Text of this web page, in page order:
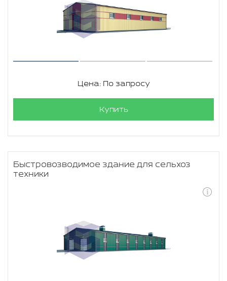
Цена: По запросу
Купить
Быстровозводимое здание для сельхоз
техники